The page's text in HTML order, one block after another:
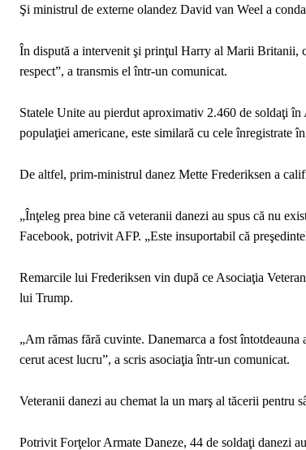
Şi ministrul de externe olandez David van Weel a
În dispută a intervenit şi prinţul Harry al Marii Britanii,
respect”, a transmis el într-un comunicat.
Statele Unite au pierdut aproximativ 2.460 de soldaţi
populaţiei americane, este similară cu cele înregistrate
De altfel, prim-ministrul danez Mette Frederiksen a
„Înţeleg prea bine că veteranii danezi au spus că nu
Facebook, potrivit AFP. „Este insuportabil că
Remarcile lui Frederiksen vin după ce Asociaţia
lui Trump.
„Am rămas fără cuvinte. Danemarca a fost
cerut acest lucru”, a scris asociaţia într-un comunicat.
Veteranii danezi au chemat la un marş al tăcerii pentru
Potrivit Forţelor Armate Daneze, 44 de soldaţi danezi